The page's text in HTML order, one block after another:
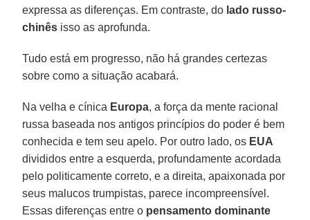
expressa as diferenças. Em contraste, do lado russo-
chinês isso as aprofunda.
Tudo está em progresso, não há grandes certezas
sobre como a situação acabará.
Na velha e cínica Europa, a força da mente racional
russa baseada nos antigos princípios do poder é bem
conhecida e tem seu apelo. Por outro lado, os EUA
divididos entre a esquerda, profundamente acordada
pelo politicamente correto, e a direita, apaixonada por
seus malucos trumpistas, parece incompreensível.
Essas diferenças entre o pensamento dominante